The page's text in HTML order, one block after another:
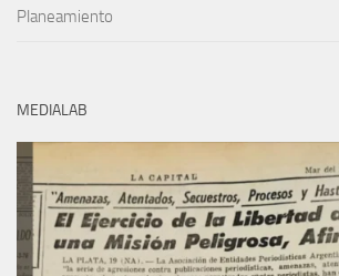
Planeamiento
MEDIALAB